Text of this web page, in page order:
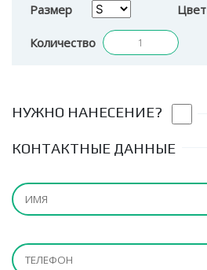
Размер
Цвет
Количество
НУЖНО НАНЕСЕНИЕ?
КОНТАКТНЫЕ ДАННЫЕ